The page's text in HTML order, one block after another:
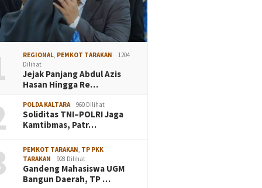
REGIONAL PEMKOT TARAKAN
1204
Dilihat
Jejak Panjang Abdul Azis
Hasan Hingga Re…
POLDA KALTARA 960 Dilihat
Soliditas TNI–POLRI Jaga
Kamtibmas, Patr…
PEMKOT TARAKAN TP PKK
TARAKAN
928 Dilihat
Gandeng Mahasiswa UGM
Bangun Daerah, TP …